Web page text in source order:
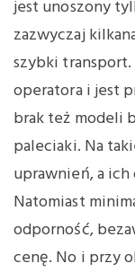
jest unoszony
zazwyczaj
szybki
operatora i jest
brak też modeli
paleciaki. Na
uprawnień, a ich
Natomiast
odporność,
cenę. No i przy